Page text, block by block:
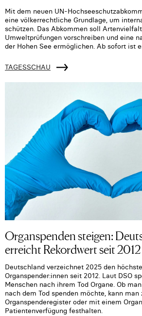
Mit dem neuen UN-
eine völkerrechtliche Grundlage, um
schützen. Das Abkommen soll Artenvielfalt
Umweltprüfungen vorschreiben und eine
der Hohen See ermöglichen. Ab sofort ist
TAGESSCHAU
Organspenden steigen:
erreicht Rekordwert seit 2012
Deutschland verzeichnet 2025 den
Organspender:innen seit 2012. Laut DSO
Menschen nach ihrem Tod Organe. Ob
nach dem Tod spenden möchte, kann man
Organspenderegister oder mit einem
Patientenverfügung festhalten.